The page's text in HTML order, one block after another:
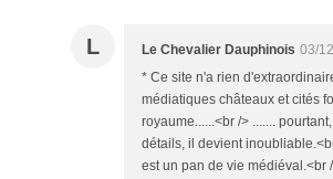
L Le Chevalier Dauphinois 03/
* Ce site n'a rien
médiatiques châteaux et cités
royaume......<br /> .......
détails, il devient
est un pan de vie médiéval.<br